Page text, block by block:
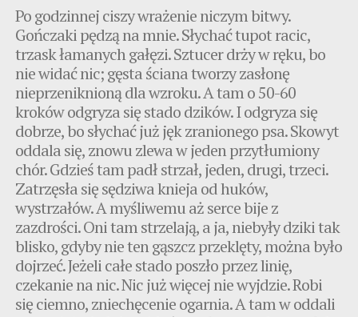
Po godzinnej ciszy wrażenie niczym bitwy.
Gończaki pędzą na mnie. Słychać tupot racic,
trzask łamanych gałęzi. Sztucer drży w ręku, bo
nie widać nic; gęsta ściana tworzy zasłonę
nieprzeniknioną dla wzroku. A tam o 50-60
kroków odgryza się stado dzików. I odgryza się
dobrze, bo słychać już jęk zranionego psa. Skowyt
oddala się, znowu zlewa w jeden przytłumiony
chór. Gdzieś tam padł strzał, jeden, drugi, trzeci.
Zatrzęsła się sędziwa knieja od huków,
wystrzałów. A myśliwemu aż serce bije z
zazdrości. Oni tam strzelają, a ja, niebyły dziki tak
blisko, gdyby nie ten gąszcz przeklęty, można było
dojrzeć. Jeżeli całe stado poszło przez linię,
czekanie na nic. Nic już więcej nie wyjdzie. Robi
się ciemno, zniechęcenie ogarnia. A tam w oddali